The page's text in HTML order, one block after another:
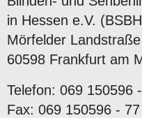
in Hessen e.V.
Mörfelder
60598 Frankfurt am
Telefon: 069 150596
Fax: 069 150596 - 77